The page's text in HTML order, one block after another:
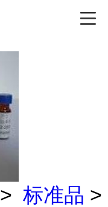
> 标准品 >